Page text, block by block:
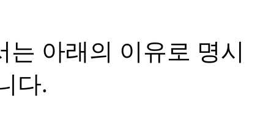
아래의 이유로 명시
다.